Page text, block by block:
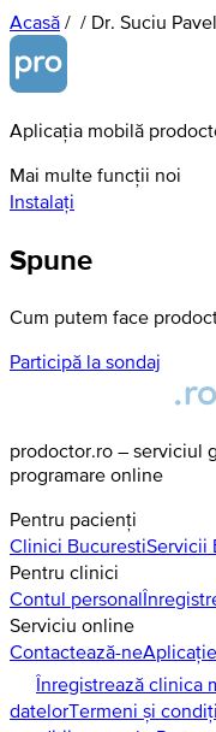
Acasă / / Dr. Suciu Pavel
Aplicația mobilă
Mai multe funcții noi
Instalați
Spune
Cum putem face
Participă la sondaj
prodoctor.ro – serviciul
programare online
Pentru pacienți
Clinici BucurestiServicii
Pentru clinici
Contul personal
Serviciu online
Contactează-ne
Înregistrează clinica
datelorTermeni și